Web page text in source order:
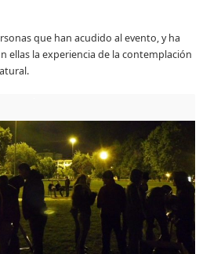
que han acudido al evento, y ha
ellas la experiencia de la contemplación